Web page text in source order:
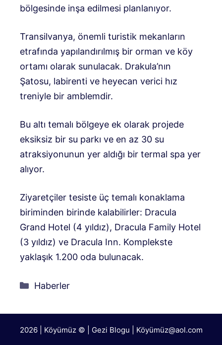
bölgesinde inşa edilmesi planlanıyor.
Transilvanya, önemli turistik mekanların
etrafında yapılandırılmış bir orman ve köy
ortamı olarak sunulacak. Drakula’nın
Şatosu, labirenti ve heyecan verici hız
treniyle bir amblemdir.
Bu altı temalı bölgeye ek olarak projede
eksiksiz bir su parkı ve en az 30 su
atraksiyonunun yer aldığı bir termal spa yer
alıyor.
Ziyaretçiler tesiste üç temalı konaklama
biriminden birinde kalabilirler: Dracula
Grand Hotel (4 yıldız), Dracula Family Hotel
(3 yıldız) ve Dracula Inn. Komplekste
yaklaşık 1.200 oda bulunacak.
Kategoriler
Haberler
2026 | Köyümüz © | Gezi Blogu | Köyümüz@aol.com